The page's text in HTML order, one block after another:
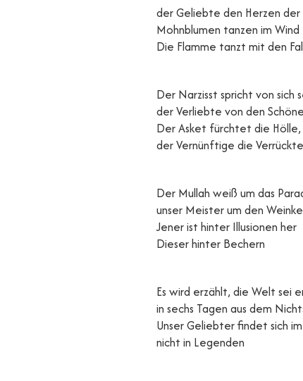
der Geliebte den Herzen
Mohnblumen tanzen im Wind
Die Flamme tanzt mit den
Der Narzisst spricht von sich
der Verliebte von den
Der Asket fürchtet die Hölle,
der Vernünftige die
Der Mullah weiß um das
unser Meister um den
Jener ist hinter Illusionen her
Dieser hinter Bechern
Es wird erzählt, die Welt sei
in sechs Tagen aus dem
Unser Geliebter findet sich
nicht in Legenden